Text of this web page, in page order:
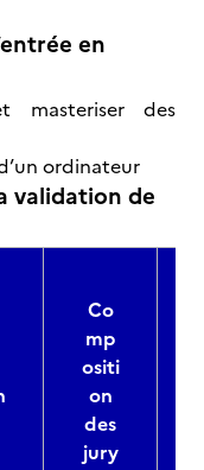
en
des
ordinateur
validation de
Co
mp
ositi
on
des
jury